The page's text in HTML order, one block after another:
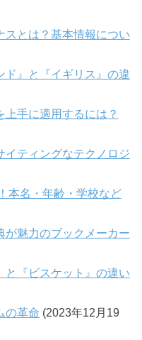
スとは？基本情報につい
ド』と『イギリス』の違
手に適用するには？
イティングなテクノロジ
本名・年齢・学校など
が魅力のブックメーカー
と『ビスケット』の違い
の革命 (2023年12月19